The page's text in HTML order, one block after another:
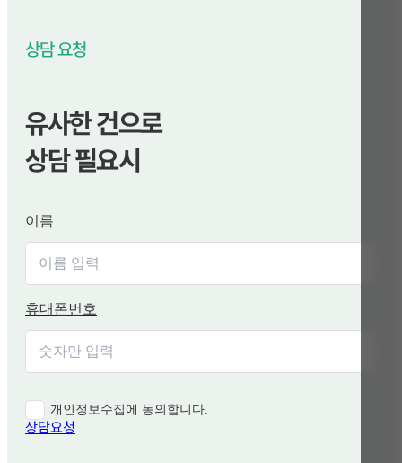
상담 요청
유사한 건으로
상담 필요시
이름
휴대폰번호
개인정보수집에 동의합니다.
상담요청